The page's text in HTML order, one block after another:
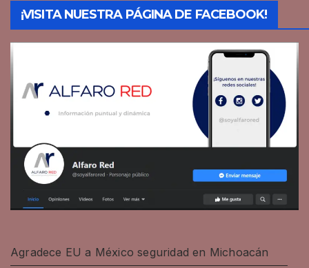
¡VISITA NUESTRA PÁGINA DE FACEBOOK!
Agradece EU a México seguridad en Michoacán